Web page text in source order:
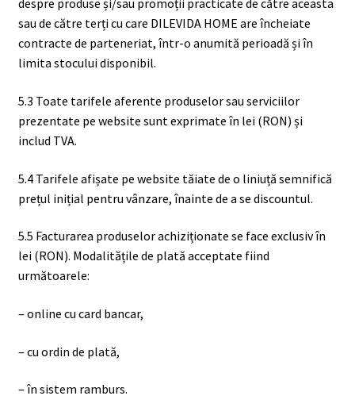
despre produse și/sau promoții practicate de către aceasta
sau de către terți cu care DILEVIDA HOME are încheiate
contracte de parteneriat, într-o anumită perioadă și în
limita stocului disponibil.
5.3 Toate tarifele aferente produselor sau serviciilor
prezentate pe website sunt exprimate în lei (RON) și
includ TVA.
5.4 Tarifele afișate pe website tăiate de o liniuță semnifică
prețul inițial pentru vânzare, înainte de a se discountul.
5.5 Facturarea produselor achiziționate se face exclusiv în
lei (RON). Modalitățile de plată acceptate fiind
următoarele:
– online cu card bancar,
– cu ordin de plată,
– în sistem ramburs.